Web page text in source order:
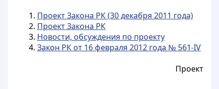
1. Проект Закона РК (30 декабря 2011 года)
2. Проект Закона РК
3. Новости, обсуждения по проекту
4. Закон РК от 16 февраля 2012 года № 561-IV
Проект